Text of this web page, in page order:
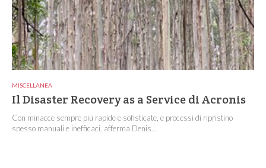
MISCELLANEA
Il Disaster Recovery as a Service di Acronis
Con minacce sempre più rapide e sofisticate, e processi di ripristino
spesso manuali e inefficaci, afferma Denis...